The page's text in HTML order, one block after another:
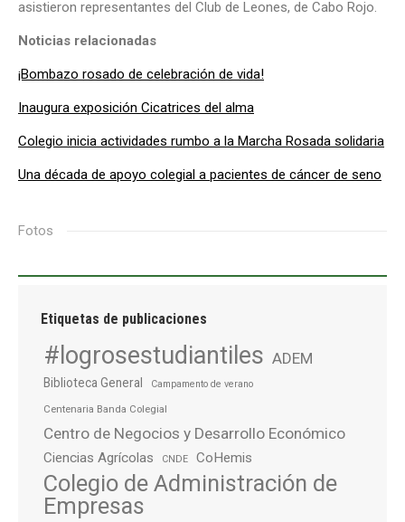
asistieron representantes del Club de Leones, de Cabo Rojo.
Noticias relacionadas
¡Bombazo rosado de celebración de vida!
Inaugura exposición Cicatrices del alma
Colegio inicia actividades rumbo a la Marcha Rosada solidaria
Una década de apoyo colegial a pacientes de cáncer de seno
Fotos
Etiquetas de publicaciones
#logrosestudiantiles ADEM
Biblioteca General Campamento de verano
Centenaria Banda Colegial
Centro de Negocios y Desarrollo Económico
Ciencias Agrícolas CNDE CoHemis
Colegio de Administración de
Empresas